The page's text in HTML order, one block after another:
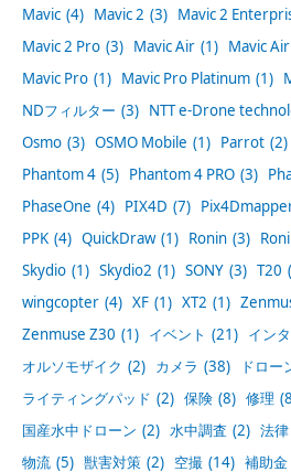
Mavic (4) Mavic 2 (3) Mavic 2
Mavic 2 Pro (3) Mavic Air (1) Mavic
Mavic Pro (1) Mavic Pro Platinum (1)
NDフィルター (3) NTT e-Drone
Osmo (3) OSMO Mobile (1) Parrot (2)
Phantom 4 (5) Phantom 4 PRO (3)
PhaseOne (4) PIX4D (7)
PPK (4) QuickDraw (1) Ronin (3)
Skydio (1) Skydio2 (1) SONY (3) T20
wingcopter (4) XF (1) XT2 (1)
Zenmuse Z30 (1) イベント (21) イン
オルソモザイク (2) カメラ (38) ドロー
ライティングパッド (2) 保険 (8) 修理
国産水中ドローン (2) 水中調査 (2) 法律
物流 (5) 獣害対策 (2) 空撮 (14) 補助金